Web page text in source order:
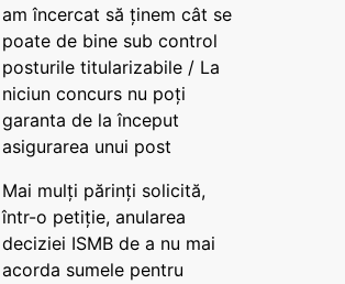
am încercat să ținem cât se
poate de bine sub control
posturile titularizabile / La
niciun concurs nu poți
garanta de la început
asigurarea unui post
Mai mulți părinți solicită,
într-o petiție, anularea
deciziei ISMB de a nu mai
acorda sumele pentru